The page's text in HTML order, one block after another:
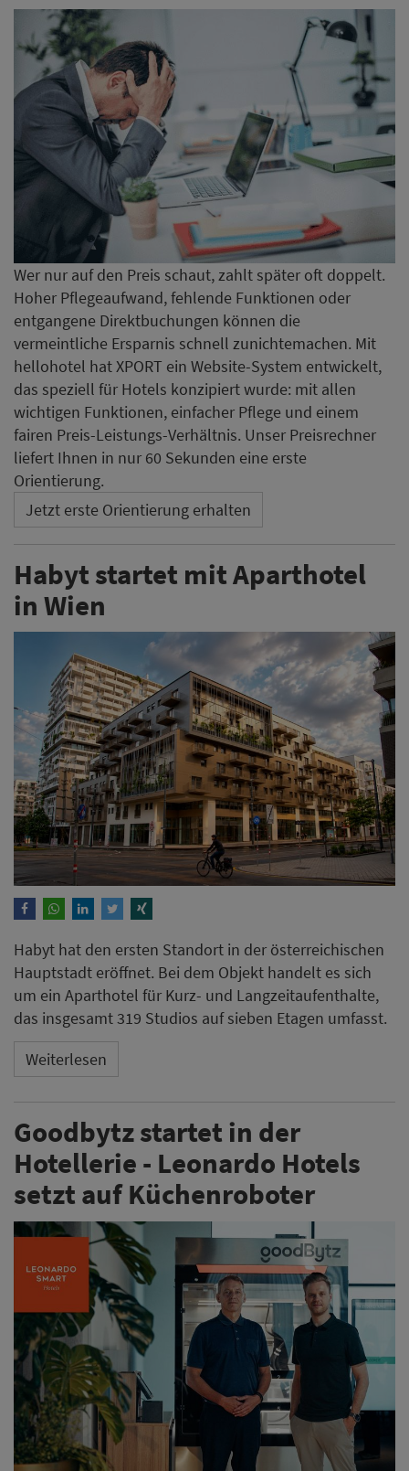
Wer nur auf den Preis schaut, zahlt später oft doppelt.
Hoher Pflegeaufwand, fehlende Funktionen oder
entgangene Direktbuchungen können die
vermeintliche Ersparnis schnell zunichtemachen. Mit
hellohotel hat XPORT ein Website-System entwickelt,
das speziell für Hotels konzipiert wurde: mit allen
wichtigen Funktionen, einfacher Pflege und einem
fairen Preis-Leistungs-Verhältnis. Unser Preisrechner
liefert Ihnen in nur 60 Sekunden eine erste
Orientierung.
Jetzt erste Orientierung erhalten
Habyt startet mit Aparthotel
in Wien
Habyt hat den ersten Standort in der österreichischen
Hauptstadt eröffnet. Bei dem Objekt handelt es sich
um ein Aparthotel für Kurz- und Langzeitaufenthalte,
das insgesamt 319 Studios auf sieben Etagen umfasst.
Weiterlesen
Goodbytz startet in der
Hotellerie - Leonardo Hotels
setzt auf Küchenroboter